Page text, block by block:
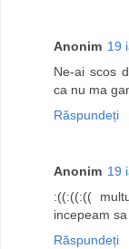
Anonim 19
Ne-ai scos
ca nu ma
Răspundeți
Anonim 19
:((:((:((
incepeam
Răspundeți